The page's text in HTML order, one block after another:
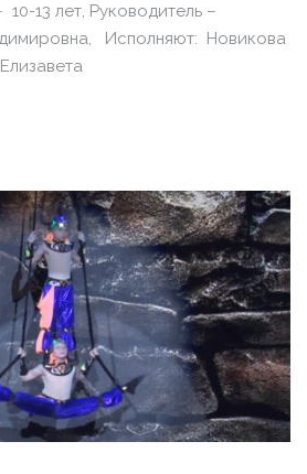
13 лет, Руководитель –
Исполняют: Новикова